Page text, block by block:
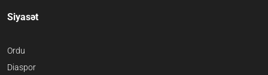
Siyasət
Ordu
Diaspor